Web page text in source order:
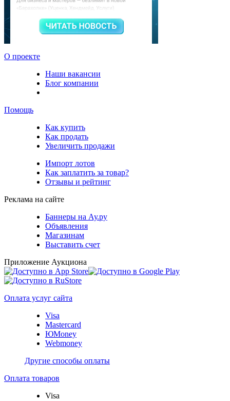
О проекте
Наши вакансии
Блог компании
Помощь
Как купить
Как продать
Увеличить продажи
Импорт лотов
Как заплатить за товар?
Отзывы и рейтинг
Реклама на сайте
Баннеры на Ау.ру
Объявления
Магазинам
Выставить счет
Приложение Аукциона
Оплата услуг сайта
Visa
Mastercard
ЮMoney
Webmoney
Другие способы оплаты
Оплата товаров
Visa